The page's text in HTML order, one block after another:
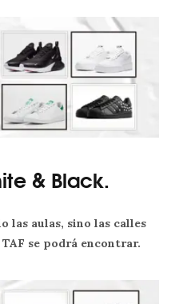
& Black.
las aulas, sino las calles
se podrá encontrar.